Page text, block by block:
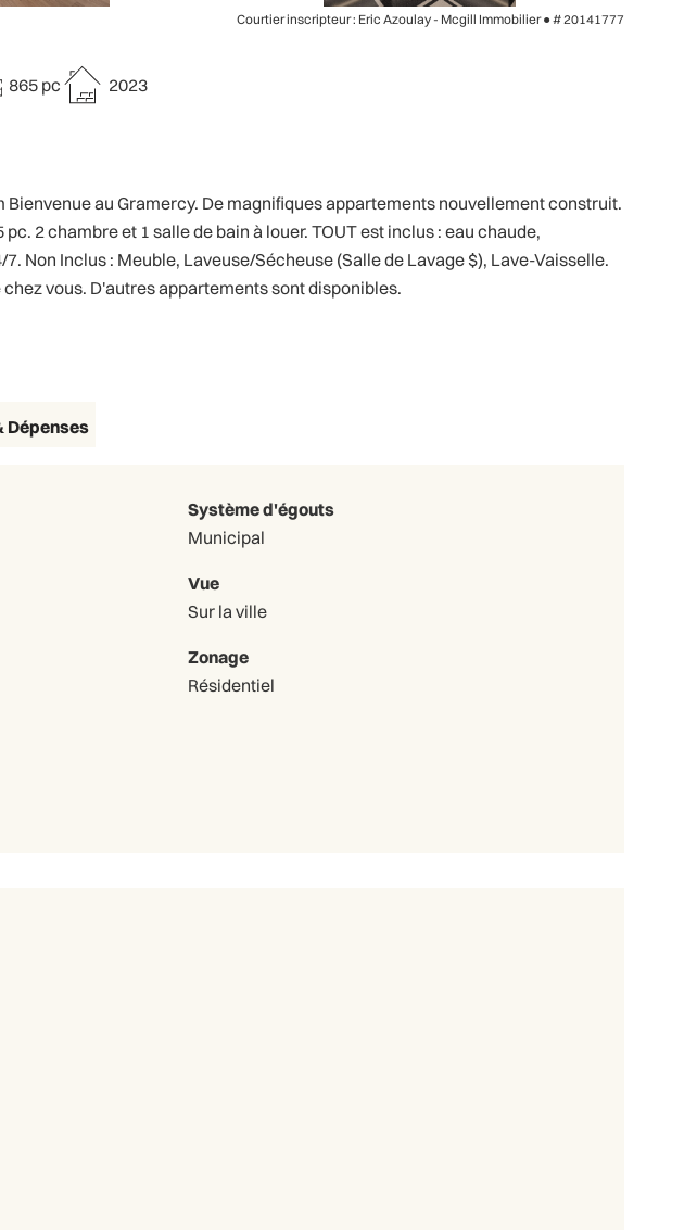
Courtier inscripteur : Eric Azoulay - Mcgill Immobilier ●# 20141777
865 pc 2023
au Gramercy. De magnifiques appartements nouvellement construit.
2 chambre et 1 salle de bain à louer. TOUT est inclus : eau chaude,
Non Inclus : Meuble, Laveuse/Sécheuse (Salle de Lavage $), Lave-Vaisselle.
vous. D'autres appartements sont disponibles.
Dépenses
Système d'égouts
Municipal
Vue
Sur la ville
Zonage
Résidentiel